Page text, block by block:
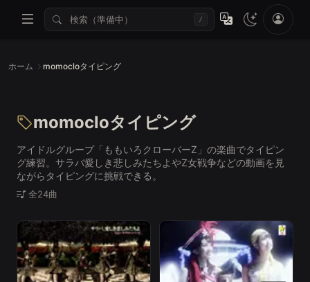
/
ホーム momocloタイピング
momocloタイピング
アイドルグループ「ももいろクローバーZ」の楽曲でタイピン
グ練習。サラバ愛しき悲しみたちよやZ女戦争などの動画を見
ながらタイピングに挑戦できる。
全24曲